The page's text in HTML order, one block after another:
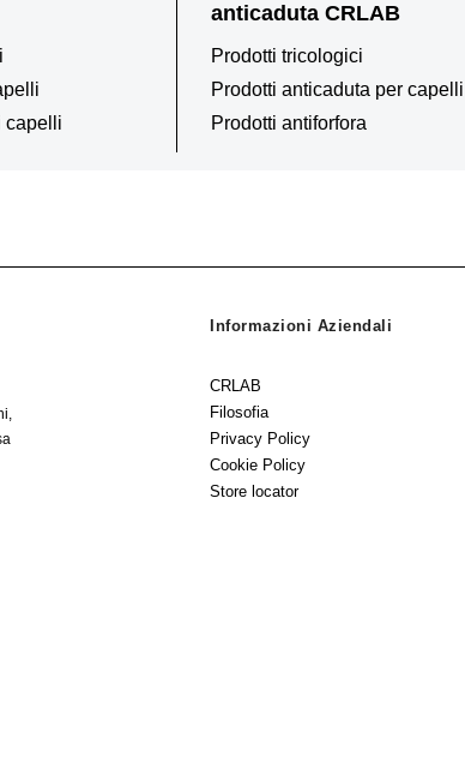
capelli
anticaduta CRLAB
Prodotti tricologici
Prodotti anticaduta per capelli
Prodotti antiforfora
Informazioni Aziendali
CRLAB
Filosofia
Privacy Policy
Cookie Policy
Store locator